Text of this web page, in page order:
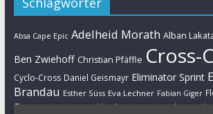
Absa Cape Epic Adelheid Morath Alban
Ben Zwiehoff Christian Pfäffle Cross-
Cyclo-Cross Daniel Geismayr Eliminator Sprint
Brandau Esther Süss Eva Lechner Fabian Giger
Egger Gunn-Rita Dahle-Flesjaa Hanna Klein